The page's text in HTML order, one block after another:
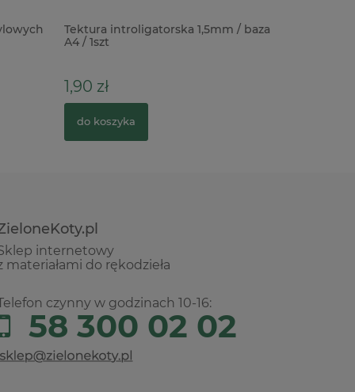
Tektura introligatorska 1,5mm / baza
A4 / 1szt
1,90 zł
do koszyka
internetowy
materiałami do rękodzieła
czynny w godzinach 10-16:
58 300 02 02